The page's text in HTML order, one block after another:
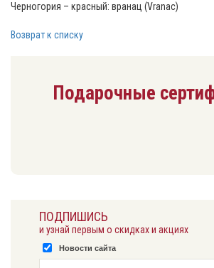
Черногория – красный: вранац (Vranac)
Возврат к списку
Подарочные
ПОДПИШИСЬ
и узнай первым о скидках и акциях
Новости сайта